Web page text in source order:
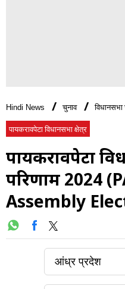
Hindi News चुनाव विधानसभा
पायकरावपेटा विधानसभा क्षेत्र
पायकरावपेटा
परिणाम 2024
Assembly